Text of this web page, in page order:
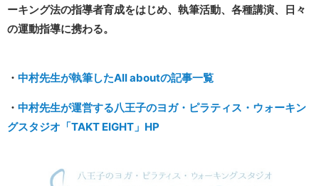
ーキング法の指導者育成をはじめ、執筆活動、各種講演、日々
の運動指導に携わる。
・ 中村先生が執筆したAll aboutの記事一覧
・ 中村先生が運営する八王子のヨガ・ピラティス・ウォーキン
グスタジオ「TAKT EIGHT」HP